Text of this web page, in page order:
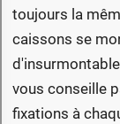
toujours la
caissons se
vous conseille
fixations à